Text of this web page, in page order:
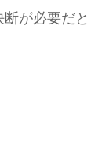
が必要だと